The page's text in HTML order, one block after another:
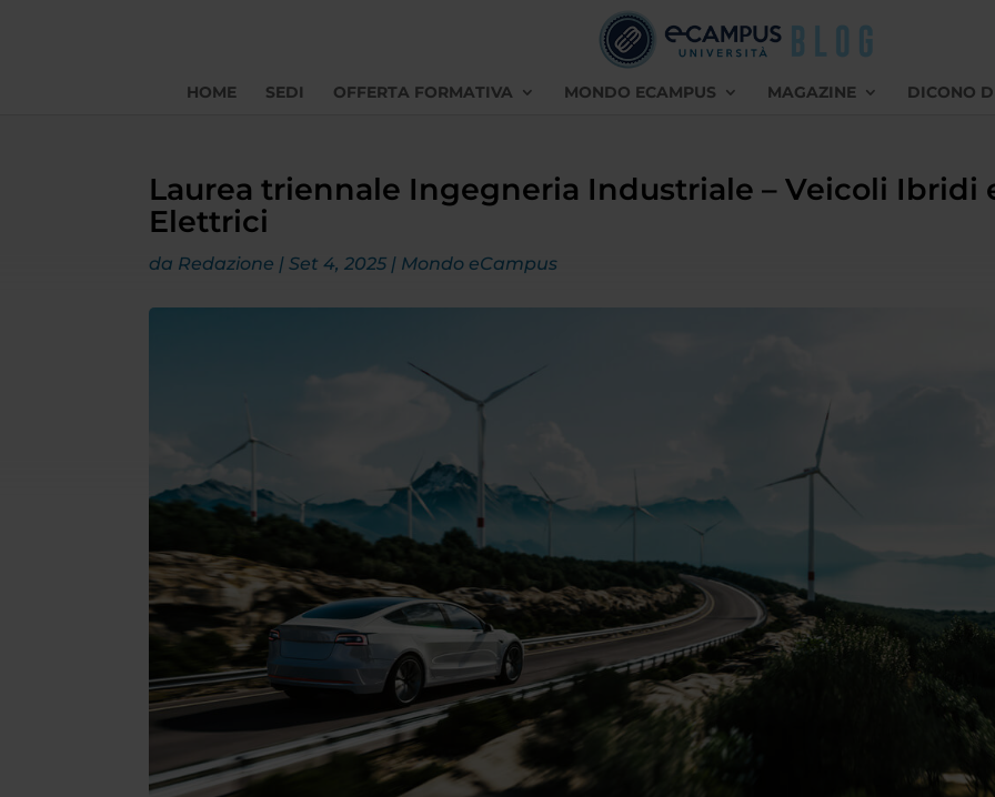
HOME SEDI OFFERTA FORMATIVA MONDO ECAMPUS MAGAZINE DICONO
Laurea triennale Ingegneria Industriale – Veicoli Ibridi
Elettrici
da Redazione |Set 4, 2025 | Mondo eCampus